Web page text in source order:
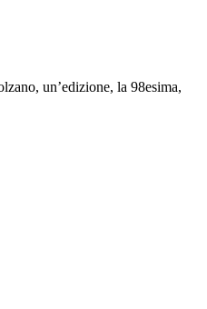
un’edizione, la 98esima,